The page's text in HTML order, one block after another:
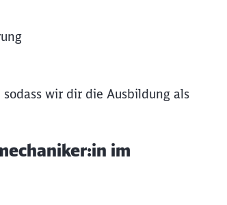
wir dir die Ausbildung als
im